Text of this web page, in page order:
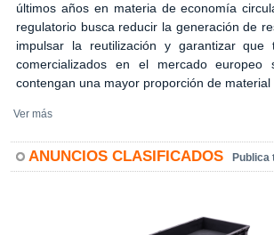
últimos años en materia de economía
regulatorio busca reducir la generación de
impulsar la reutilización y garantizar que
comercializados en el mercado europeo
contengan una mayor proporción de material
Ver más
ANUNCIOS CLASIFICADOS Publica